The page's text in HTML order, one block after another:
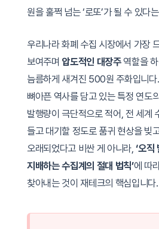
원을 훌쩍 넘는 ‘로또’가 될 수 있다
우리나라 화폐 수집 시장에서 가장
보여주며 압도적인 대장주역할을 하
늠름하게 새겨진 500원 주화입니
뼈아픈 역사를 담고 있는 특정 연도
발행량이 극단적으로 적어, 전 세계
들고 대기할 정도로 품귀 현상을 빚
오래되었다고 비싼 게 아니라,‘오직
지배하는 수집계의 절대 법칙’에 따
찾아내는 것이 재테크의 핵심입니다.